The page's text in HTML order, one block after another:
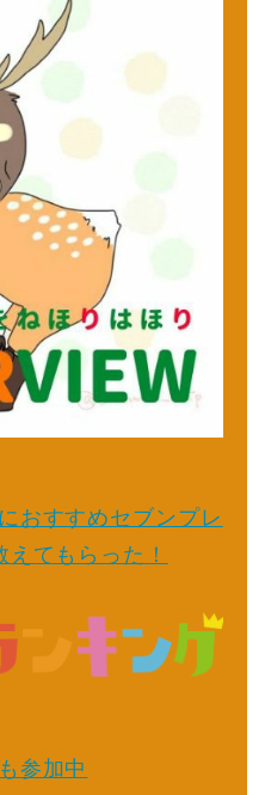
おすすめセブンプレ
てもらった！
参加中